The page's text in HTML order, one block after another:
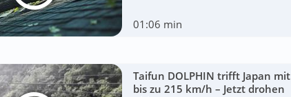
01:06 min
Taifun DOLPHIN trifft Japan mit
bis zu 215 km/h – Jetzt drohen